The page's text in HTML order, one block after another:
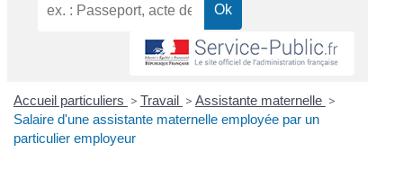
Accueil particuliers > Travail > Assistante maternelle >
Salaire d'une assistante maternelle employée par un
particulier employeur